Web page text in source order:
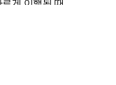
게 이행된 때